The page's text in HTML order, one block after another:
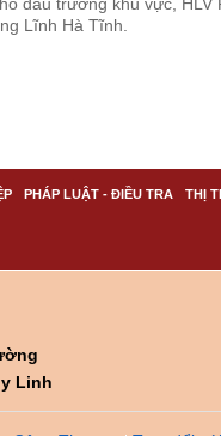
Lĩnh Hà Tĩnh.
PHÁP LUẬT - ĐIỀU TRA THỊ
Linh